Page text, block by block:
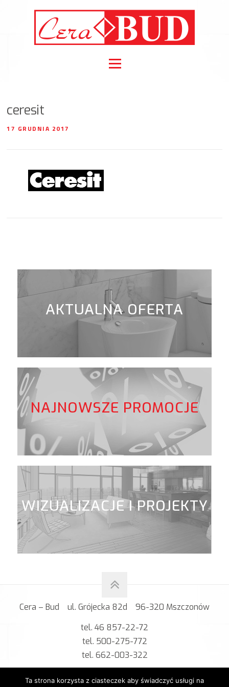
Menu
ceresit
17 GRUDNIA 2017
AKTUALNA OFERTA
NAJNOWSZE PROMOCJE
WIZUALIZACJE I PROJEKTY
Cera – Bud ul. Grójecka 82d 96-320 Mszczonów
tel. 46 857-22-72
tel. 500-275-772
tel. 662-003-322
mail: cerabud@vp.pl
Ta strona korzysta z ciasteczek aby świadczyć usługi na